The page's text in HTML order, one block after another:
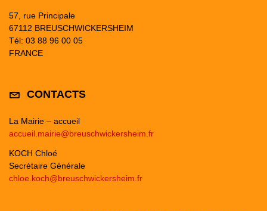
57, rue Principale
67112 BREUSCHWICKERSHEIM
Tél: 03 88 96 00 05
FRANCE
CONTACTS
La Mairie – accueil
accueil.mairie@breuschwickersheim.fr
KOCH Chloé
Secrétaire Générale
chloe.koch@breuschwickersheim.fr